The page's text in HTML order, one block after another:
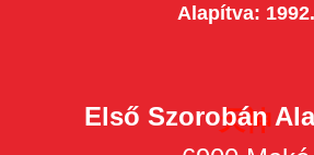
Alapítva: 1992.
天神
Első Szorobán